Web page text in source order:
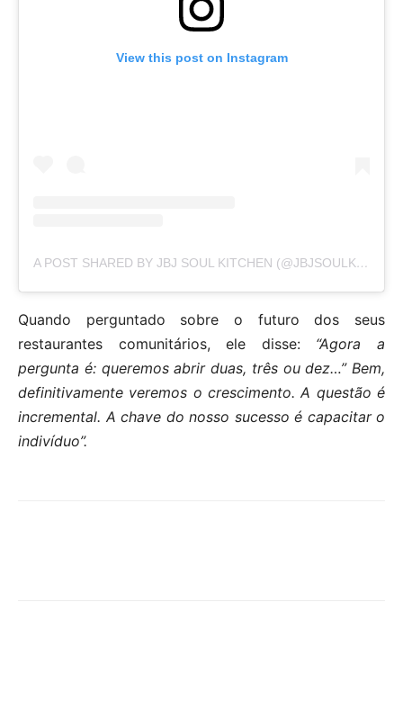
View this post on Instagram
A POST SHARED BY JBJ SOUL KITCHEN (@JBJSOULKITCHEN)
Quando perguntado sobre o futuro dos seus
restaurantes comunitários, ele disse: “Agora a
pergunta é: queremos abrir duas, três ou dez…” Bem,
definitivamente veremos o crescimento. A questão é
incremental. A chave do nosso sucesso é capacitar o
indivíduo”.